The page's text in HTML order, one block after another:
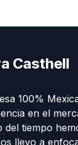
Casthell
100%
en el
del tiempo
llevo a